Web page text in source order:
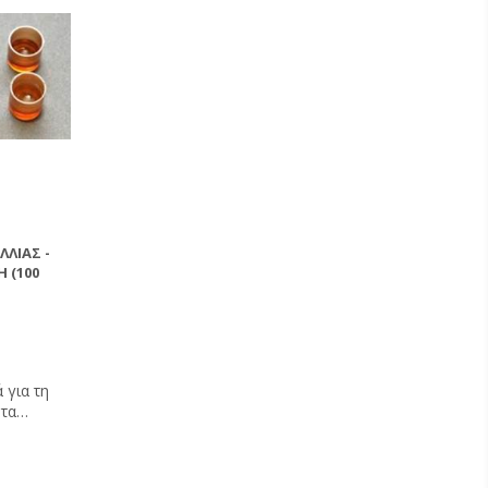
-
(100
για τη
βάλτε